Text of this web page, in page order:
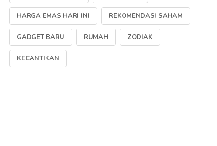
HARGA EMAS HARI INI REKOMENDASI SAHAM
GADGET BARU RUMAH ZODIAK
KECANTIKAN